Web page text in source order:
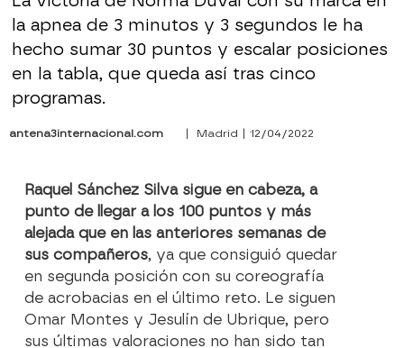
la apnea de 3 minutos y 3 segundos le ha
hecho sumar 30 puntos y escalar posiciones
en la tabla, que queda así tras cinco
programas.
antena3internacional.com | Madrid | 12/04/2022
Raquel Sánchez Silva sigue en cabeza, a
punto de llegar a los 100 puntos y más
alejada que en las anteriores semanas de
sus compañeros, ya que consiguió quedar
en segunda posición con su coreografía
de acrobacias en el último reto. Le siguen
Omar Montes y Jesulín de Ubrique, pero
sus últimas valoraciones no han sido tan